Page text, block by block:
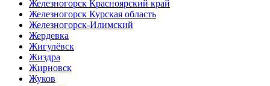
Железногорск Красноярский край
Железногорск Курская область
Железногорск-Илимский
Жердевка
Жигулёвск
Жиздра
Жирновск
Жуков